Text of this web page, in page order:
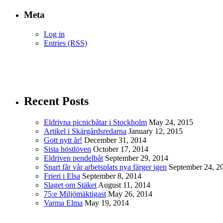
Meta
Log in
Entries (RSS)
Recent Posts
Eldrivna picnicbåtar i Stockholm May 24, 2015
Artikel i Skärgårdsredarna January 12, 2015
Gott nytt år! December 31, 2014
Sista höstlöven October 17, 2014
Eldriven pendelbåt September 29, 2014
Snart får vår arbetsplats nya färger igen September 24,
Frieri i Elsa September 8, 2014
Slaget om Stäket August 11, 2014
75:e Miljömäktigast May 26, 2014
Varma Elma May 19, 2014